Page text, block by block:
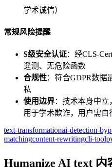
学术诚信）
常规风险提醒
S级安全认证：经CLS-
遥测、无危险函数
合规性：符合GDPR数据
私
使用边界：技术本身中
用于学术欺诈，用户需
text-transformationai-detection-
matchingcontent-rewritingcli-tool
Humanize AI text 内